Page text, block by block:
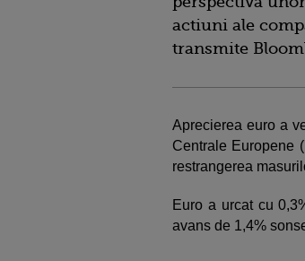
actiuni ale
transmite
Aprecierea euro a
Centrale Europene
restrangerea
Euro a urcat cu
avans de 1,4%